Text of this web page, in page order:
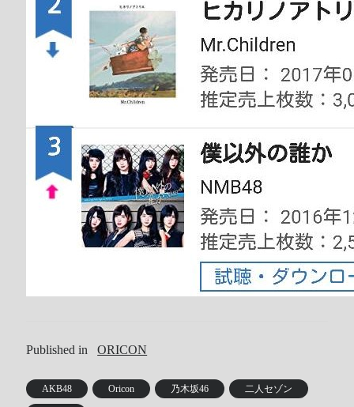
Published in ORICON
AKB48 Oricon 乃木坂46 二人セゾン